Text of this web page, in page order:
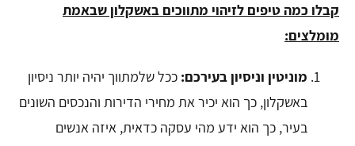
קבלו כמה טיפים לזיהוי מתווכים באשקלון שבאמת
מומלצים:
מוניטין וניסיון בעירכם: ככל שלמתווך יהיה יותר ניסיון
באשקלון, כך הוא יכיר את מחירי הדירות והנכסים השונים
בעיר, כך הוא ידע מהי עסקה כדאית, איזה אנשים